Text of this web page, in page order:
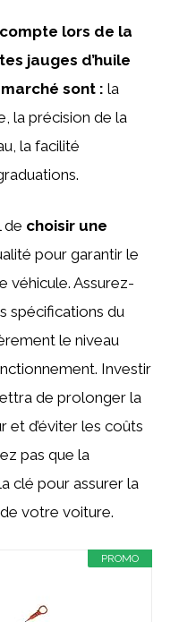
lors de la
jauges d’huile
sont : la
la précision de la
la facilité
de choisir une
pour garantir le
véhicule. Assurez-
spécifications du
le niveau
Investir
de prolonger la
d’éviter les coûts
pas que la
clé pour assurer la
votre voiture.
PROMO